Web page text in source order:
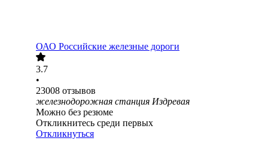
ОАО Российские железные дороги
3.7
•
23008 отзывов
железнодорожная станция Издревая
Можно без резюме
Откликнитесь среди первых
Откликнуться